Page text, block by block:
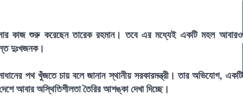
কাজ শুরু করেছেন তারেক রহমান। তবে এর মধ্যেই একটি মহল আবারও
দুঃখজনক।
পথ খুঁজতে চায় বলে জানান স্থানীয় সরকারমন্ত্রী। তার অভিযোগ, একটি
আবার অস্থিতিশীলতা তৈরির আশঙ্কা দেখা দিচ্ছে।